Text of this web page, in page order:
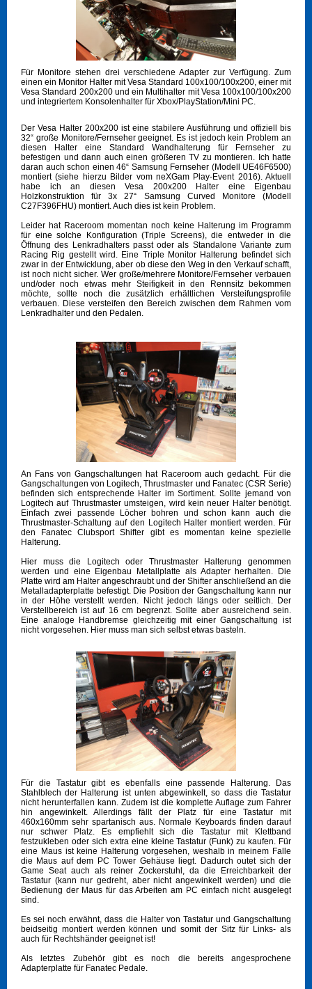
Für Monitore stehen drei verschiedene Adapter zur Verfügung. Zum
einen ein Monitor Halter mit Vesa Standard 100x100/100x200, einer mit
Vesa Standard 200x200 und ein Multihalter mit Vesa 100x100/100x200
und integriertem Konsolenhalter für Xbox/PlayStation/Mini PC.
Der Vesa Halter 200x200 ist eine stabilere Ausführung und offiziell bis
32“ große Monitore/Fernseher geeignet. Es ist jedoch kein Problem an
diesen Halter eine Standard Wandhalterung für Fernseher zu
befestigen und dann auch einen größeren TV zu montieren. Ich hatte
daran auch schon einen 46“ Samsung Fernseher (Modell UE46F6500)
montiert (siehe hierzu Bilder vom neXGam Play-Event 2016). Aktuell
habe ich an diesen Vesa 200x200 Halter eine Eigenbau
Holzkonstruktion für 3x 27“ Samsung Curved Monitore (Modell
C27F396FHU) montiert. Auch dies ist kein Problem.
Leider hat Raceroom momentan noch keine Halterung im Programm
für eine solche Konfiguration (Triple Screens), die entweder in die
Öffnung des Lenkradhalters passt oder als Standalone Variante zum
Racing Rig gestellt wird. Eine Triple Monitor Halterung befindet sich
zwar in der Entwicklung, aber ob diese den Weg in den Verkauf schafft,
ist noch nicht sicher. Wer große/mehrere Monitore/Fernseher verbauen
und/oder noch etwas mehr Steifigkeit in den Rennsitz bekommen
möchte, sollte noch die zusätzlich erhältlichen Versteifungsprofile
verbauen. Diese versteifen den Bereich zwischen dem Rahmen vom
Lenkradhalter und den Pedalen.
An Fans von Gangschaltungen hat Raceroom auch gedacht. Für die
Gangschaltungen von Logitech, Thrustmaster und Fanatec (CSR Serie)
befinden sich entsprechende Halter im Sortiment. Sollte jemand von
Logitech auf Thrustmaster umsteigen, wird kein neuer Halter benötigt.
Einfach zwei passende Löcher bohren und schon kann auch die
Thrustmaster-Schaltung auf den Logitech Halter montiert werden. Für
den Fanatec Clubsport Shifter gibt es momentan keine spezielle
Halterung.
Hier muss die Logitech oder Thrustmaster Halterung genommen
werden und eine Eigenbau Metallplatte als Adapter herhalten. Die
Platte wird am Halter angeschraubt und der Shifter anschließend an die
Metalladapterplatte befestigt. Die Position der Gangschaltung kann nur
in der Höhe verstellt werden. Nicht jedoch längs oder seitlich. Der
Verstellbereich ist auf 16 cm begrenzt. Sollte aber ausreichend sein.
Eine analoge Handbremse gleichzeitig mit einer Gangschaltung ist
nicht vorgesehen. Hier muss man sich selbst etwas basteln.
Für die Tastatur gibt es ebenfalls eine passende Halterung. Das
Stahlblech der Halterung ist unten abgewinkelt, so dass die Tastatur
nicht herunterfallen kann. Zudem ist die komplette Auflage zum Fahrer
hin angewinkelt. Allerdings fällt der Platz für eine Tastatur mit
460x160mm sehr spartanisch aus. Normale Keyboards finden darauf
nur schwer Platz. Es empfiehlt sich die Tastatur mit Klettband
festzukleben oder sich extra eine kleine Tastatur (Funk) zu kaufen. Für
eine Maus ist keine Halterung vorgesehen, weshalb in meinem Falle
die Maus auf dem PC Tower Gehäuse liegt. Dadurch outet sich der
Game Seat auch als reiner Zockerstuhl, da die Erreichbarkeit der
Tastatur (kann nur gedreht, aber nicht angewinkelt werden) und die
Bedienung der Maus für das Arbeiten am PC einfach nicht ausgelegt
sind.
Es sei noch erwähnt, dass die Halter von Tastatur und Gangschaltung
beidseitig montiert werden können und somit der Sitz für Links- als
auch für Rechtshänder geeignet ist!
Als letztes Zubehör gibt es noch die bereits angesprochene
Adapterplatte für Fanatec Pedale.